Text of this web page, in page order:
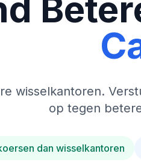
wisselkantoren.
op tegen
dan wisselkantoren